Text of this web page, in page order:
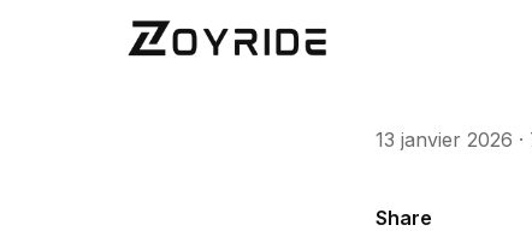
13 janvier 2026 ·
Share